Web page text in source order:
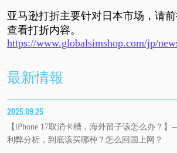
亚马逊打折主要针对日本市场，请
查看打折内容。
https://www.globalsimshop.com/jp/
最新情報
2025.09.25
【iPhone 17取消卡槽，海外留子该怎么办？
利弊分析，到底该买哪种？怎么回国上网？